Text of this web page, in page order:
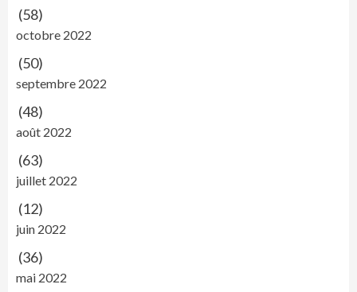
(58)
octobre 2022
(50)
septembre 2022
(48)
août 2022
(63)
juillet 2022
(12)
juin 2022
(36)
mai 2022